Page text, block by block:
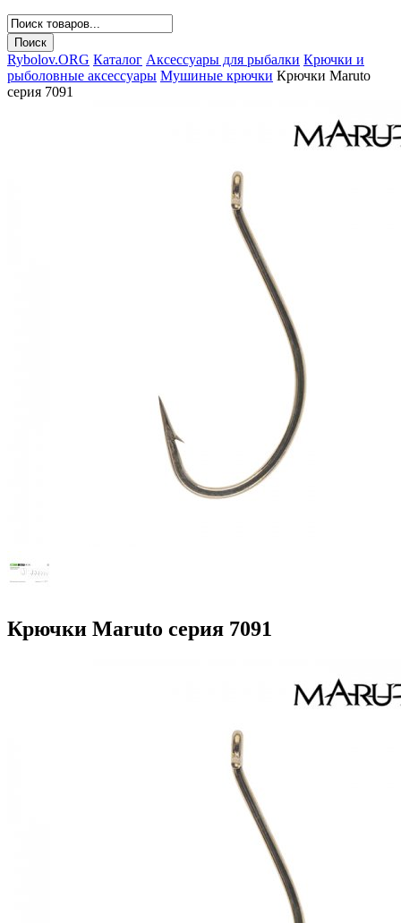
Rybolov.ORG Каталог Аксессуары для рыбалки Крючки и
рыболовные аксессуары Мушиные крючки Крючки Maruto
серия 7091
Крючки Maruto серия 7091